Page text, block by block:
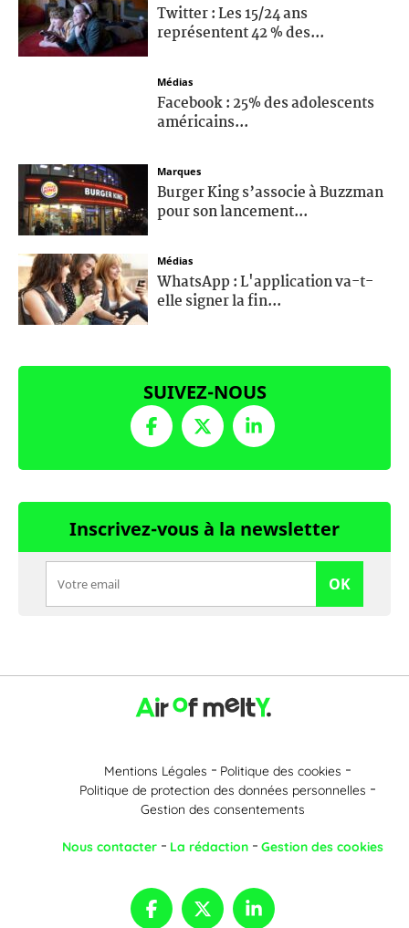
Twitter : Les 15/24 ans
représentent 42 % des...
Médias
Facebook : 25% des adolescents
américains...
Marques
Burger King s’associe à Buzzman
pour son lancement...
Médias
WhatsApp : L'application va-t-
elle signer la fin...
SUIVEZ-NOUS
Inscrivez-vous à la newsletter
OK
Mentions Légales
Politique des cookies
Politique de protection des données personnelles
Gestion des consentements
Nous contacter La rédaction Gestion des cookies